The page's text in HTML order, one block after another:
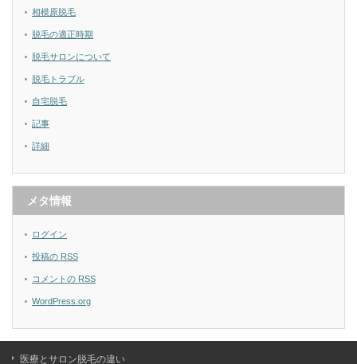
相模原脱毛
脱毛の適正時期
脱毛サロンについて
脱毛トラブル
自宅脱毛
記事
詳細
メタ情報
ログイン
投稿の RSS
コメントの RSS
WordPress.org
医療とサロン脱毛の違い